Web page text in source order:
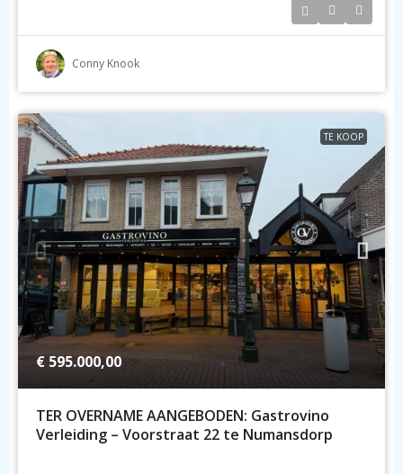
Conny Knook
TE KOOP
€ 595.000,00
TER OVERNAME AANGEBODEN: Gastrovino
Verleiding – Voorstraat 22 te Numansdorp